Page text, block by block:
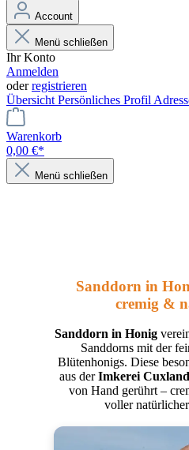
Account
Menü schließen
Ihr Konto
Anmelden
oderregistrieren
Übersicht Persönliches Profil
Warenkorb
0,00 €*
Menü schließen
Sanddorn in
cremig &
Sanddorn in Honig
Sanddorns mit der
Blütenhonigs. Diese
aus derImkerei
von Hand gerührt –
voller